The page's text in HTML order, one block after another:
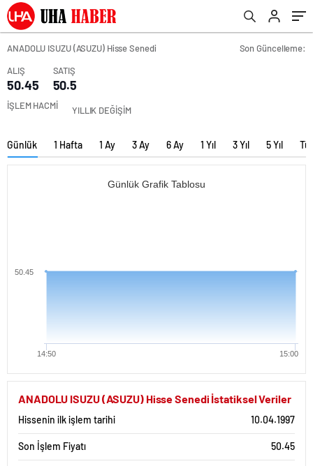
ANADOLU ISUZU (ASUZU) Hisse Senedi
Son Güncelleme:
ALIŞ
50.45
SATIŞ
50.5
İŞLEM HACMİ YILLIK DEĞİŞİM
Günlük 1 Hafta 1 Ay 3 Ay 6 Ay 1 Yıl 3 Yıl 5 Yıl
Günlük Grafik Tablosu
14:50 15:00
50.45
ANADOLU ISUZU (ASUZU) Hisse Senedi İstatiksel Veriler
Hissenin ilk işlem tarihi 10.04.1997
Son İşlem Fiyatı 50.45